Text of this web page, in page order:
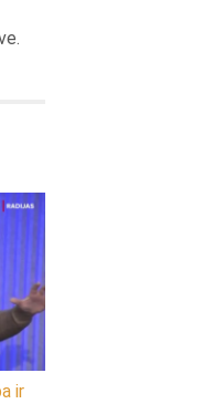
ir